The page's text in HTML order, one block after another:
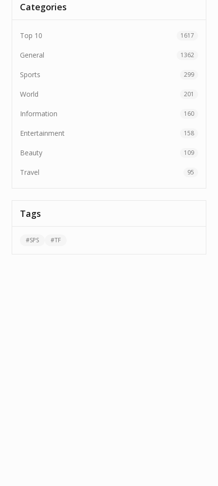
Categories
Top 10 1617
General 1362
Sports 299
World 201
Information 160
Entertainment 158
Beauty 109
Travel 95
Tags
#SPS #TF